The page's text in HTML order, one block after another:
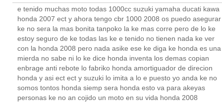
e tenido muchas moto todas 1000cc suzuki yamaha ducati kawa
honda 2007 ect y ahora tengo cbr 1000 2008 os puedo asegurar
ke no sera la mas bonita tanpoko la ke mas corre pero de lo ke
estoy seguro de ke todas las ke e tenido no tienen nada ke ver
con la honda 2008 pero nada asike ese ke diga ke honda es una
mierda no sabe ni lo ke dice honda inventa los demas copian
enbrage anti rebote lo fabriko honda amortiguador de direcion
honda y asi ect ect y suzuki lo imita a lo e puesto yo anda ke no
somos tontos honda siemp sera honda esto va para akeyas
personas ke no an cojido un moto en su vida honda 2008